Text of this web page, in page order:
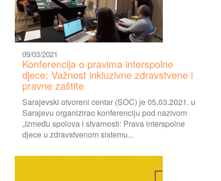
09/03/2021
Konferencija o pravima interspolne
djece: Važnost inkluzivne zdravstvene i
pravne zaštite
Sarajevski otvoreni centar (SOC) je 05.03.2021. u
Sarajevu organizirao konferenciju pod nazivom
„Između spolova i stvarnosti: Prava interspolne
djece u zdravstvenom sistemu...